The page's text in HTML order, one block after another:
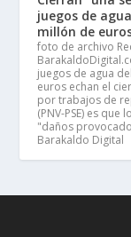
juegos de
millón de
foto de archivo
juegos de agua
euros echan el
por trabajos de
(PNV-PSE) es
"daños
Barakaldo Digital